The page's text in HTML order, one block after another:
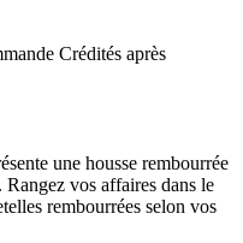
Crédités après
une housse rembourrée
vos affaires dans le
rembourrées selon vos